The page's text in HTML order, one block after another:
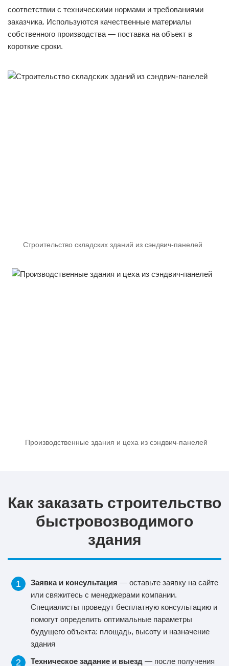
соответствии с техническими нормами и требованиями
заказчика. Используются качественные материалы
собственного производства — поставка на объект в
короткие сроки.
Строительство складских зданий из сэндвич-панелей
Производственные здания и цеха из сэндвич-панелей
Как заказать строительство
быстровозводимого
здания
Заявка и консультация — оставьте заявку на сайте
или свяжитесь с менеджерами компании.
Специалисты проведут бесплатную консультацию и
помогут определить оптимальные параметры
будущего объекта: площадь, высоту и назначение
здания
Техническое задание и выезд — после получения